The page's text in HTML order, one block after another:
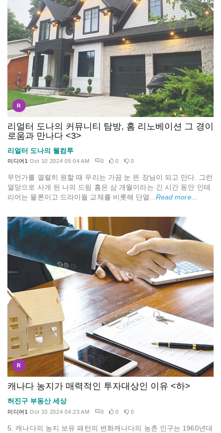
R
리얼터 도나의 커뮤니티 탐방, 홈 리노베이션 그 경이
로움과 만나다 <3>
리얼터 도나의 웰컴투
미디어1 Oct 10 2024 05:04 AM 0 0 0
무언가를 열렬히 원할 때 우리는 가끔 눈 뜬 장님이 되고 만다. 그런
열망으로 사게 된 나의 드림 홈은 삼 개월이라는 긴 시간 동안 인테
리어는 물론이고 드라이월 교체를 비롯해 단열...Read more...
R
캐나다 농지가 매력적인 투자대상인 이유 <하>
허진구 부동산 세상
미디어1 Oct 10 2024 04:23 AM 0 0 0
5. 캐나다의 농지 보유 패턴의 변화캐나다의 농촌 인구는 1960년대